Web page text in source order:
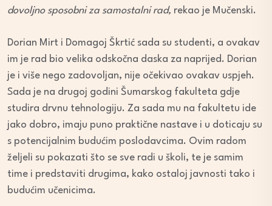
dovoljno sposobni za samostalni rad, rekao je Mučenski.
Dorian Mirt i Domagoj Škrtić sada su studenti, a ovakav
im je rad bio velika odskočna daska za naprijed. Dorian
je i više nego zadovoljan, nije očekivao ovakav uspjeh.
Sada je na drugoj godini Šumarskog fakulteta gdje
studira drvnu tehnologiju. Za sada mu na fakultetu ide
jako dobro, imaju puno praktične nastave i u doticaju su
s potencijalnim budućim poslodavcima. Ovim radom
željeli su pokazati što se sve radi u školi, te je samim
time i predstaviti drugima, kako ostaloj javnosti tako i
budućim učenicima.